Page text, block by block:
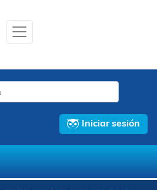
Iniciar sesión